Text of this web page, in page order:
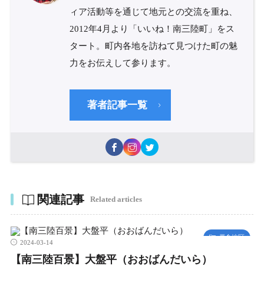
ィア活動等を通じて地元との交流を重ね、
2012年4月より「いいね！南三陸町」をス
タート。町内各地を訪ねて見つけた町の魅
力をお伝えして参ります。
著者記事一覧
関連記事 Related articles
戸倉地区
2024-03-14
【南三陸百景】大盤平（おおばんだいら）